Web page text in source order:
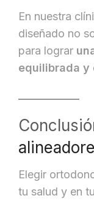
En nuestra
diseñado no
para lograr
equilibrada y
Elegir
tu salud y en